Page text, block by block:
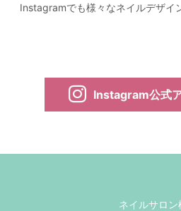
Instagramでも様々なネイルデザイ
Instagram公式
ネイルサロン